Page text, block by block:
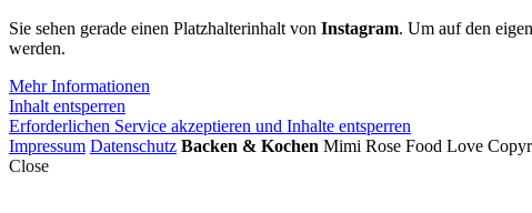
Sie sehen gerade einen Platzhalterinhalt von Instagram. Um auf den
werden.
Mehr Informationen
Inhalt entsperren
Erforderlichen Service akzeptieren und Inhalte entsperren
Impressum Datenschutz Backen & Kochen Mimi Rose Food Love
Close